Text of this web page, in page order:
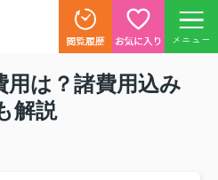
メニュー
用は？諸費用込み
解説